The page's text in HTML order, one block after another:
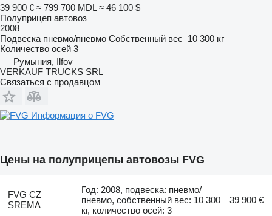
39 900 € ≈ 799 700 MDL ≈ 46 100 $
Полуприцеп автовоз
2008
Подвеска пневмо/пневмо Собственный вес 10 300 кг
Количество осей 3
Румыния, Ilfov
VERKAUF TRUCKS SRL
Связаться с продавцом
Информация о FVG
Цены на полуприцепы автовозы FVG
FVG CZ
SREMA
Год: 2008, подвеска: пневмо/
пневмо, собственный вес: 10 300
кг, количество осей: 3
39 900 €